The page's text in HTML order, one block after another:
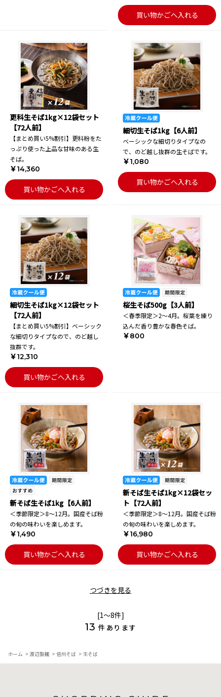
買い物かごへ入れる
更科生そば1kg×12袋セット
【72人前】
【まとめ買い5%割引】更科粉をた
っぷり使った上品な甘味のある生
そば。
￥14,360
買い物かごへ入れる
細切生そば1kg【6人前】
ベーシックな細切りタイプなの
で、のど越し抜群の生そばです。
￥1,080
買い物かごへ入れる
細切生そば1kg×12袋セット
【72人前】
【まとめ買い5%割引】ベーシック
な細切りタイプなので、のど越し
抜群です。
￥12,310
買い物かごへ入れる
桜生そば500g【3人前】
＜春季限定＞2～4月。桜葉を練り
込んだ香り豊かな春色そば。
￥800
新そば生そば1kg【6人前】
＜季節限定＞8～12月。国産そば粉
の旬の味わいを楽しめます。
￥1,490
買い物かごへ入れる
新そば生そば1kg×12袋セッ
ト【72人前】
＜季節限定＞8～12月。国産そば粉
の旬の味わいを楽しめます。
￥16,980
買い物かごへ入れる
つづきを見る
[1～8件]
13 件あります
ホーム > 渡辺製麺 > 信州そば > 生そば